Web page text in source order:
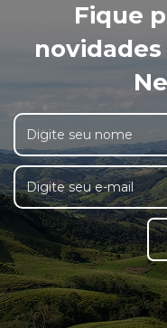
Fique
novidades